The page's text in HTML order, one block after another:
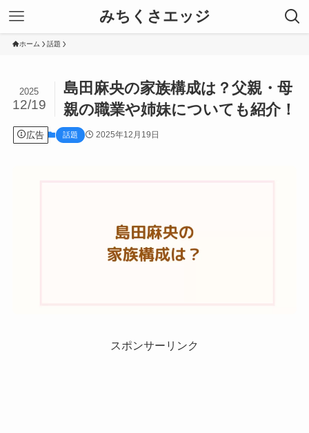
みちくさエッジ
ホーム 話題
島田麻央の家族構成は？父親・母
親の職業や姉妹についても紹介！
2025
12/19
広告 話題 2025年12月19日
スポンサーリンク